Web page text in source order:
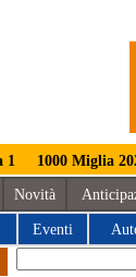
1 1000 Miglia
Novità
Eventi